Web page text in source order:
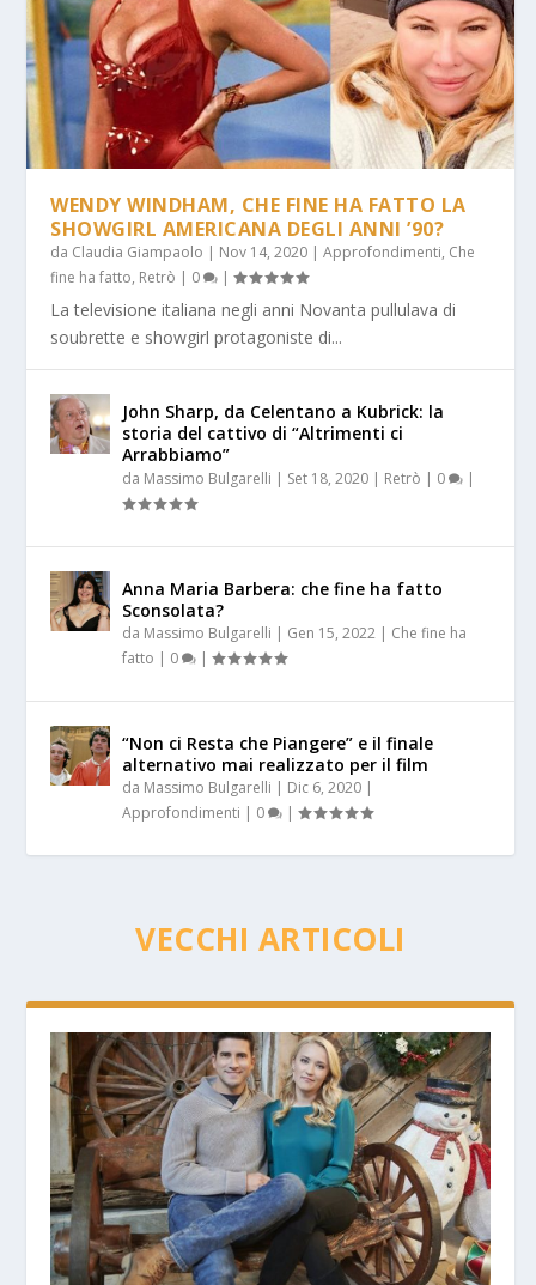
WENDY WINDHAM, CHE FINE HA FATTO LA
SHOWGIRL AMERICANA DEGLI ANNI ’90?
da Claudia Giampaolo | Nov 14, 2020 |Approfondimenti, Che
fine ha fatto, Retrò | 0 |
La televisione italiana negli anni Novanta pullulava di
soubrette e showgirl protagoniste di...
John Sharp, da Celentano a Kubrick: la
storia del cattivo di “Altrimenti ci
Arrabbiamo”
da Massimo Bulgarelli | Set 18, 2020 | Retrò | 0 |
Anna Maria Barbera: che fine ha fatto
Sconsolata?
da Massimo Bulgarelli | Gen 15, 2022 | Che fine ha
fatto | 0 |
“Non ci Resta che Piangere” e il finale
alternativo mai realizzato per il film
da Massimo Bulgarelli | Dic 6, 2020 |
Approfondimenti | 0 |
VECCHI ARTICOLI